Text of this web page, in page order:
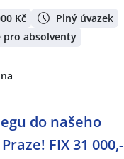
Kč
Plný úvazek
pro absolventy
do našeho
FIX 31 000,-